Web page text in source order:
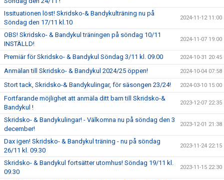
Issituationen löst! Skridsko-& Bandykulträning nu på
Söndag den 17/11 kl.10
2024-11-12 11:00
OBS! Skridsko- & Bandykul träningen på söndag 10/11
INSTÄLLD!
2024-11-07 19:00
Premiär för Skridsko- & Bandykul Söndag 3/11 kl. 09.00 2024-10-31 20:45
Anmälan till Skridsko- & Bandykul 2024/25 öppen! 2024-10-04 07:58
Stort tack, Skridsko-& Bandykulingar, för säsongen 23/24! 2024-03-10 15:00
Fortfarande möjlighet att anmäla ditt barn till Skridsko-&
Bandykul !
2023-12-07 22:35
Skridsko- & Bandykulingar! - Välkomna nu på söndag den 3
december!
2023-12-01 21:38
Dax igen! Skridsko- & Bandykul träning - nu på söndag
26/11 kl. 09.30
2023-11-24 22:15
Skridsko- & Bandykul fortsätter utomhus! Söndag 19/11 kl.
09.30
2023-11-15 22:30